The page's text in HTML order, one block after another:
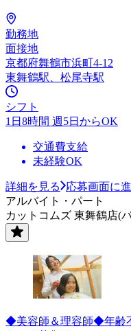
勤務地
面接地
京都府舞鶴市浜町4-12
東舞鶴駅、松尾寺駅
シフト
1日8時間 週5日からOK
交通費支給
未経験OK
詳細を見る
応募画面に
アルバイト・パート
カットコムズ 東舞鶴店(
◆美容師＆理容師◆年齢